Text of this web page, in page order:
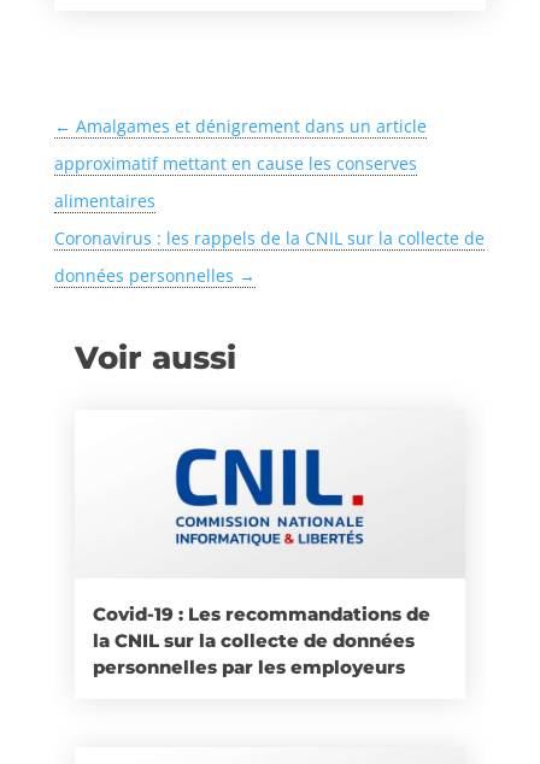
← Amalgames et dénigrement dans un article
approximatif mettant en cause les conserves
alimentaires
Coronavirus : les rappels de la CNIL sur la collecte de
données personnelles →
Voir aussi
Covid-19 : Les recommandations de
la CNIL sur la collecte de données
personnelles par les employeurs